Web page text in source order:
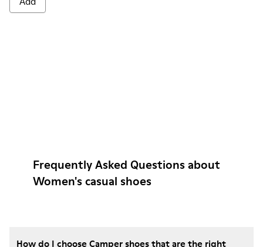
Frequently Asked Questions about
Women's casual shoes
How do I choose Camper shoes that are the right